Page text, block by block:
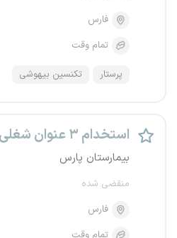
فارس
تمام وقت
پرستار تکنسین بیهوشی
استخدام ۳ عنوان شغلی
بیمارستان پارس
منقضی شده
فارس
تمام وقت